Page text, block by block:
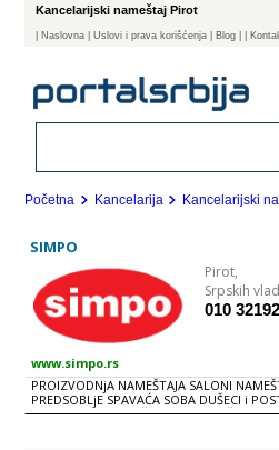
Kancelarijski nameštaj Pirot
Naslovna | Uslovi i prava korišćenja Blog |
Početna Kancelarija Kancelarijski
SIMPO
Pirot,
Srpskih
010
www.simpo.rs
PROIZVODNjA NAMEŠTAJA SALONI
PREDSOBLjE SPAVAĆA SOBA DUŠECI i
TEPISI RASVETA BAŠTENSKI NAMEŠTAJ